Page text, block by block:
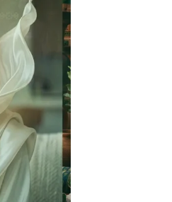
والتفتيح
الفوري